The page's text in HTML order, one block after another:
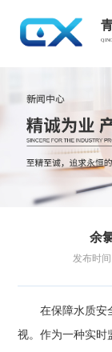
余
发布时间
在保障水质安
视。作为一种实时